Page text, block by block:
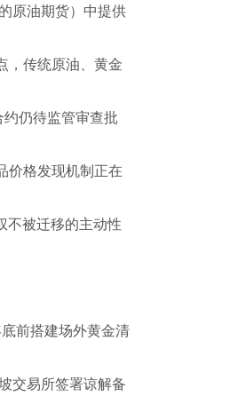
原油期货）中提供
，传统原油、黄金
仍待监管审查批
价格发现机制正在
不被迁移的主动性
前搭建场外黄金清
交易所签署谅解备